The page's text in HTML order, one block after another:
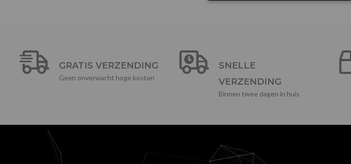
GRATIS VERZENDING
Geen onverwacht hoge kosten
SNELLE
VERZENDING
Binnen twee dagen in huis